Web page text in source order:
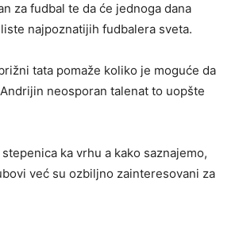
za fudbal te da će jednoga dana
najpoznatijih fudbalera sveta.
tata pomaže koliko je moguće da
neosporan talenat to uopšte
ka vrhu a kako saznajemo,
već su ozbiljno zainteresovani za